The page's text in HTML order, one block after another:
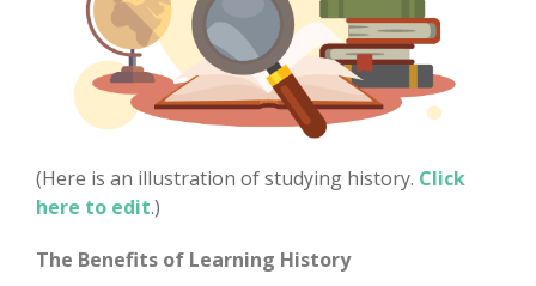
(Here is an illustration of studying history. Click
here to edit.)
The Benefits of Learning History